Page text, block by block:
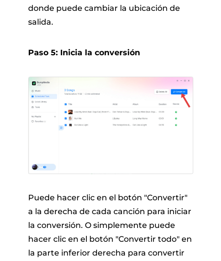
donde puede cambiar la ubicación de
salida.
Paso 5: Inicia la conversión
Puede hacer clic en el botón "Convertir"
a la derecha de cada canción para iniciar
la conversión. O simplemente puede
hacer clic en el botón "Convertir todo" en
la parte inferior derecha para convertir